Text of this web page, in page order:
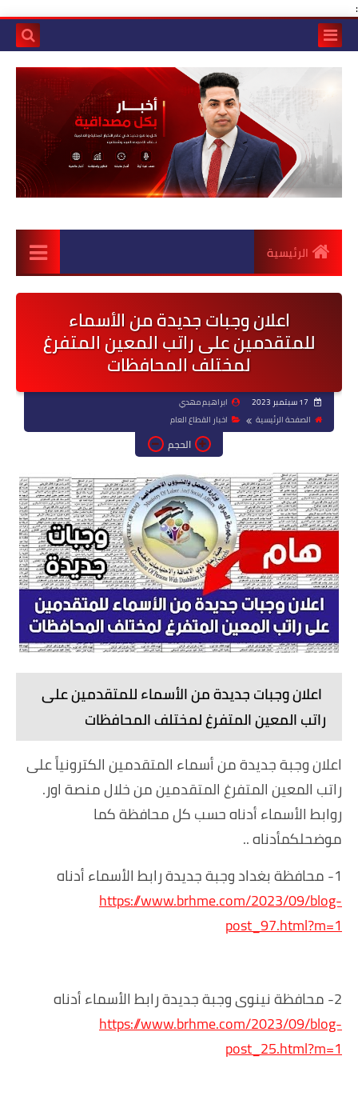
:
الرئيسية
اعلان وجبات جديدة من الأسماء
للمتقدمين على راتب المعين المتفرغ
لمختلف المحافظات
ابراهيم مهدي
الصفحة الرئيسية
اخبار القطاع العام
الحجم
اعلان وجبات جديدة من الأسماء للمتقدمين على
راتب المعين المتفرغ لمختلف المحافظات
اعلان وجبة جديدة من أسماء المتقدمين الكترونياً على
راتب المعين المتفرغ المتقدمين من خلال منصة اور.
روابط الأسماء أدناه حسب كل محافظة كما
موضحلكمأدناه ..
1- محافظة بغداد وجبة جديدة رابط الأسماء أدناه
https://www.brhme.com/2023/09/blog-
post_97.html?m=1
2- محافظة نينوى وجبة جديدة رابط الأسماء أدناه
https://www.brhme.com/2023/09/blog-
post_25.html?m=1